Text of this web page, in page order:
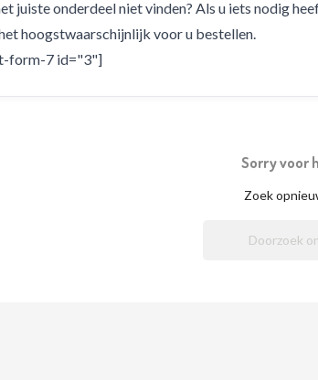
juiste onderdeel niet vinden? Als u iets nodig
hoogstwaarschijnlijk voor u bestellen.
form-7 id="3"]
Sorry voor
Zoek